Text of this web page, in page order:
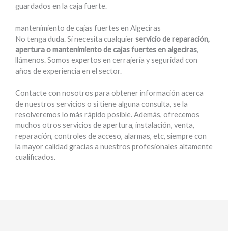
guardados en la caja fuerte.
mantenimiento de cajas fuertes en Algeciras
No tenga duda. Si necesita cualquier servicio de reparación,
apertura o mantenimiento de cajas fuertes en algeciras,
llámenos. Somos expertos en cerrajería y seguridad con
años de experiencia en el sector.
Contacte con nosotros para obtener información acerca
de nuestros servicios o si tiene alguna consulta, se la
resolveremos lo más rápido posible. Además, ofrecemos
muchos otros servicios de apertura, instalación, venta,
reparación, controles de acceso, alarmas, etc, siempre con
la mayor calidad gracias a nuestros profesionales altamente
cualificados.